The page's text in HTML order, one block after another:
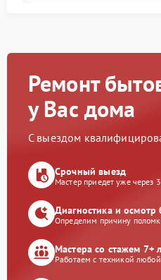
Ремонт
у Вас дома
С выездом
Срочный выезд
Мастер приедет уже через
Диагностика и осмотр
Определим причину
Мастера со стажем 7+
Работаем с техникой